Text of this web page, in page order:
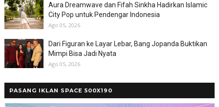
Aura Dreamwave dan Fifah Sinkha Hadirkan Islamic
City Pop untuk Pendengar Indonesia
Ago 05, 2026
Dari Figuran ke Layar Lebar, Bang Jopanda Buktikan
Mimpi Bisa Jadi Nyata
Ago 05, 2026
PASANG IKLAN SPACE 500X190